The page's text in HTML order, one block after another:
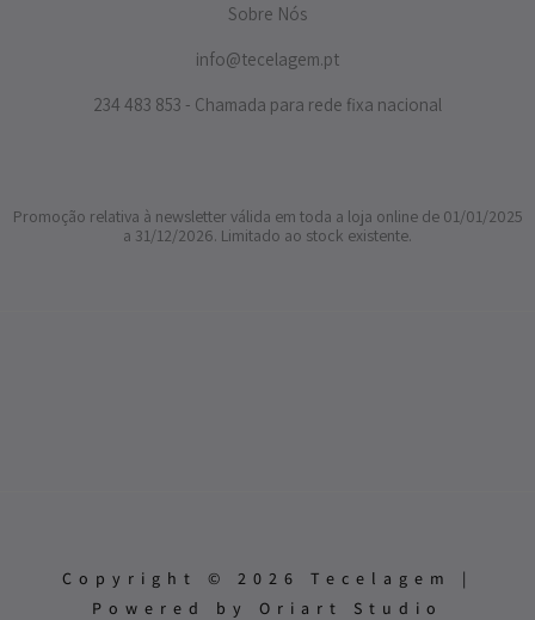
Sobre Nós
info@tecelagem.pt
234 483 853 - Chamada para rede fixa nacional
Promoção relativa à newsletter válida em toda a loja online de 01/01/2025
a 31/12/2026. Limitado ao stock existente.
Copyright © 2026 Tecelagem |
Powered by Oriart Studio